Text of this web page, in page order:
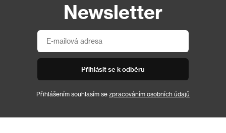
Newsletter
Přihlásit se k odběru
Přihlášením souhlasím se zpracováním osobních údajů